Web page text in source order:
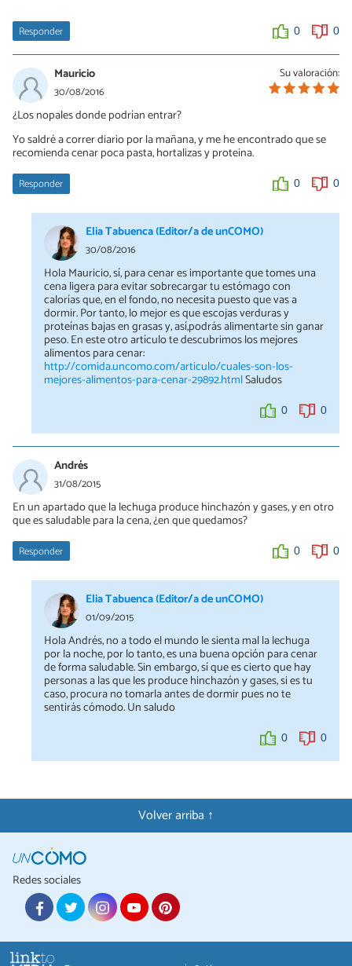
Responder 0 0
Su valoración:
Mauricio
30/08/2016
¿Los nopales donde podrían entrar?
Yo saldré a correr diario por la mañana, y me he encontrado que se
recomienda cenar poca pasta, hortalizas y proteina.
Responder 0 0
Elia Tabuenca (Editor/a de unCOMO)
30/08/2016
Hola Mauricio, sí, para cenar es importante que tomes una
cena ligera para evitar sobrecargar tu estómago con
calorías que, en el fondo, no necesita puesto que vas a
dormir. Por tanto, lo mejor es que escojas verduras y
proteínas bajas en grasas y, así,podrás alimentarte sin ganar
peso. En este otro artículo te descubrimos los mejores
alimentos para cenar:
http://comida.uncomo.com/articulo/cuales-son-los-
mejores-alimentos-para-cenar-29892.htmlSaludos
0 0
Andrés
31/08/2015
En un apartado que la lechuga produce hinchazón y gases, y en otro
que es saludable para la cena, ¿en que quedamos?
Responder 0 0
Elia Tabuenca (Editor/a de unCOMO)
01/09/2015
Hola Andrés, no a todo el mundo le sienta mal la lechuga
por la noche, por lo tanto, es una buena opción para cenar
de forma saludable. Sin embargo, sí que es cierto que hay
personas a las que les produce hinchazón y gases, si es tu
caso, procura no tomarla antes de dormir pues no te
sentirás cómodo. Un saludo
0 0
Volver arriba ↑
Redes sociales